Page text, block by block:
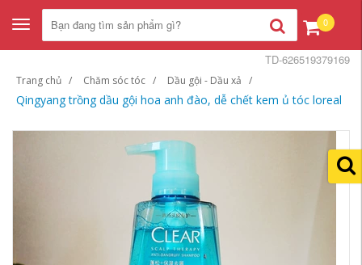
Toggle
navigation
0
Trang chủ Chăm sóc tóc Dầu gội - Dầu xả
Qingyang trồng dầu gội hoa anh đào, dễ chết kem ủ tóc loreal
TD-626519379169